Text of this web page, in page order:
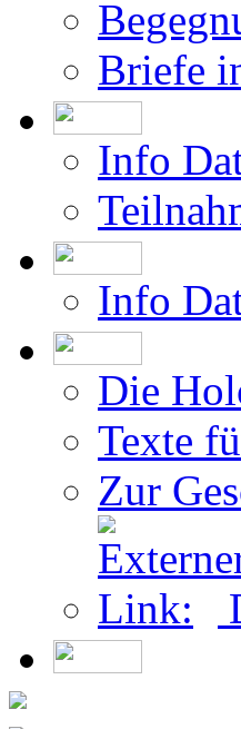
Briefe
Info
Info
Die
Texte
Zur